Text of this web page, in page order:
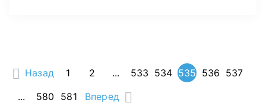
Назад 1 2 ... 533 534 535 536 537
...
580 581 Вперед